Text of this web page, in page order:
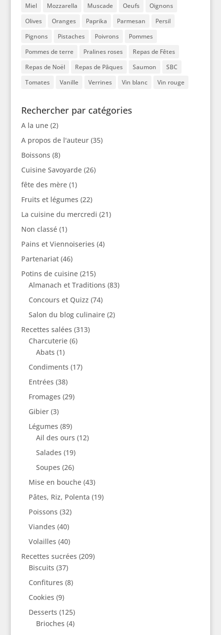
Miel Mozzarella Muscade Oeufs
Oignons
Olives
Oranges Paprika Parmesan
Persil
Pignons
Pistaches Poivrons
Pommes
Pommes de terre
Pralines roses
Repas de Fêtes
Repas de Noël
Repas de Pâques Saumon
SBC
Tomates
Vanille Verrines Vin blanc Vin rouge
Rechercher par catégories
A la une(2)
A propos de l'auteur(35)
Boissons (8)
Cuisine Savoyarde(26)
fête des mère(1)
Fruits et légumes (22)
La cuisine du mercredi (21)
Non classé(1)
Pains et Viennoiseries (4)
Partenariat(46)
Potins de cuisine(215)
Almanach et Traditions (83)
Concours et Quizz (74)
Salon du blog culinaire(2)
Recettes salées (313)
Charcuterie(6)
Abats (1)
Condiments (17)
Entrées (38)
Fromages (29)
Gibier(3)
Légumes (89)
Ail des ours (12)
Salades (19)
Soupes (26)
Mise en bouche(43)
Pâtes, Riz, Polenta (19)
Poissons (32)
Viandes (40)
Volailles (40)
Recettes sucrées (209)
Biscuits (37)
Confitures (8)
Cookies (9)
Desserts (125)
Brioches (4)